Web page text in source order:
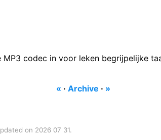
codec in voor leken begrijpelijke
« · Archive · »
on 2026 07 31.